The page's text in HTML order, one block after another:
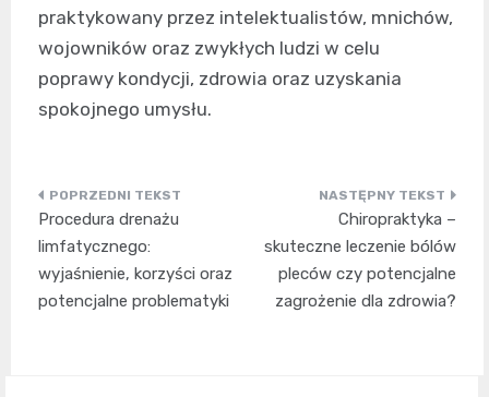
praktykowany przez intelektualistów, mnichów,
wojowników oraz zwykłych ludzi w celu
poprawy kondycji, zdrowia oraz uzyskania
spokojnego umysłu.
Nawigacja
wpisu
Procedura drenażu
limfatycznego:
wyjaśnienie, korzyści oraz
potencjalne problematyki
Chiropraktyka –
skuteczne leczenie bólów
pleców czy potencjalne
zagrożenie dla zdrowia?